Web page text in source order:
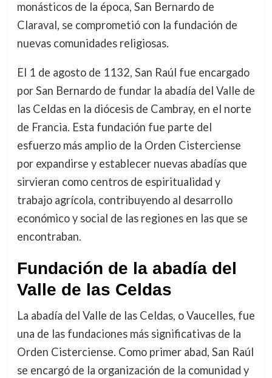
monásticos de la época, San Bernardo de
Claraval, se comprometió con la fundación de
nuevas comunidades religiosas.
El 1 de agosto de 1132, San Raúl fue encargado
por San Bernardo de fundar la abadía del Valle de
las Celdas en la diócesis de Cambray, en el norte
de Francia. Esta fundación fue parte del
esfuerzo más amplio de la Orden Cisterciense
por expandirse y establecer nuevas abadías que
sirvieran como centros de espiritualidad y
trabajo agrícola, contribuyendo al desarrollo
económico y social de las regiones en las que se
encontraban.
Fundación de la abadía del
Valle de las Celdas
La abadía del Valle de las Celdas, o Vaucelles, fue
una de las fundaciones más significativas de la
Orden Cisterciense. Como primer abad, San Raúl
se encargó de la organización de la comunidad y